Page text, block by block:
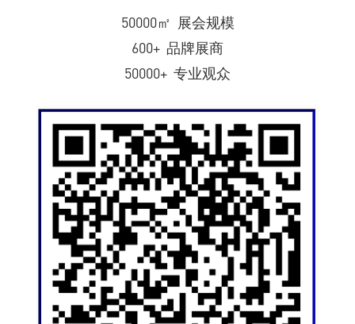
50000㎡ 展会规模
600+ 品牌展商
50000+ 专业观众